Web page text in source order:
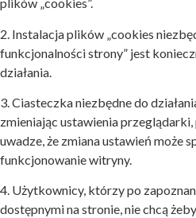
2. Instalacja plików „cookies
funkcjonalności strony” jest
działania.
3. Ciasteczka niezbędne do
zmieniając ustawienia przeglądarki,
uwadze, że zmiana ustawień może
funkcjonowanie witryny.
4. Użytkownicy, którzy po
dostępnymi na stronie, nie chcą